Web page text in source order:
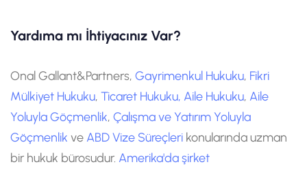
Yardıma mı İhtiyacınız Var?
Onal Gallant&Partners, Gayrimenkul Hukuku, Fikri
Mülkiyet Hukuku, Ticaret Hukuku, Aile Hukuku, Aile
Yoluyla Göçmenlik, Çalışma ve Yatırım Yoluyla
Göçmenlik ve ABD Vize Süreçleri konularında uzman
bir hukuk bürosudur. Amerika'da şirket